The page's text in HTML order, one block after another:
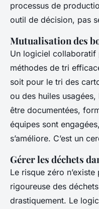
processus de
outil de décision, pas
Mutualisation des
Un logiciel collaboratif
méthodes de tri
soit pour le tri des
ou des huiles
être documentées,
équipes sont
s’améliore. C’est un
Gérer les déchets
Le risque zéro
rigoureuse des
drastiquement. Le